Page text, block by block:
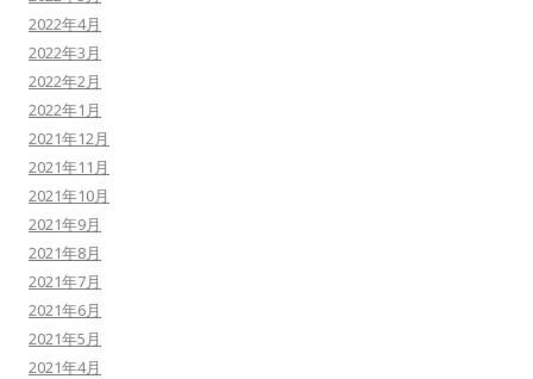
2022年4月
2022年3月
2022年2月
2022年1月
2021年12月
2021年11月
2021年10月
2021年9月
2021年8月
2021年7月
2021年6月
2021年5月
2021年4月